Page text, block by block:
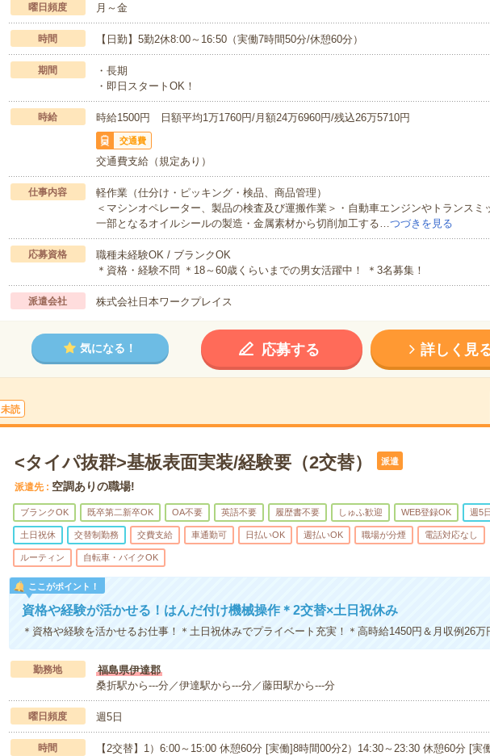
曜日頻度 月～金
時間 【日勤】5勤2休8:00～16:50（実働7時間50分/休憩60分）
期間
・長期
・即日スタートOK！
時給 時給1500円 日額平均1万1760円/月額24万6960円/残込26万5710円
交通費
交通費支給（規定あり）
仕事内容
軽作業（仕分け・ピッキング・検品、商品管理）
＜マシンオペレーター、製品の検査及び運搬作業＞・自動車エンジンやトランスミ
一部となるオイルシールの製造・金属素材から切削加工する… つづきを見る
応募資格
職種未経験OK / ブランクOK
＊資格・経験不問 ＊18～60歳くらいまでの男女活躍中！ ＊3名募集！
派遣会社 株式会社日本ワークプレイス
気になる！ 応募する 詳しく見
未読
<タイパ抜群>基板表面実装/経験要（2交替） 派遣
派遣先 空調ありの職場!
ブランクOK 既卒第二新卒OK OA不要 英語不要 履歴書不要 しゅふ歓迎 WEB登録OK 週5
土日祝休 交替制勤務 交費支給 車通勤可 日払いOK 週払いOK 職場が分煙 電話対応なし
ルーティン 自転車・バイクOK
ここがポイント！
資格や経験が活かせる！はんだ付け機械操作＊2交替×土日祝休み
＊資格や経験を活かせるお仕事！＊土日祝休みでプライベート充実！＊高時給1450円＆月収例26万
勤務地
福島県伊達郡
桑折駅から---分／伊達駅から---分／藤田駅から---分
曜日頻度 週5日
時間
【2交替】1）6:00～15:00 休憩60分 [実働]8時間00分2）14:30～23:30 休憩60分 [実